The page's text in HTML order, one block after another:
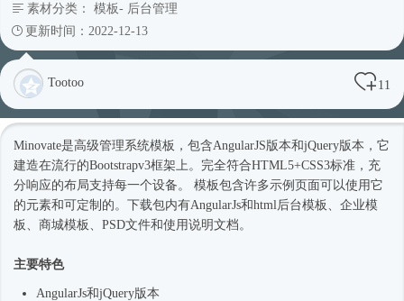
素材分类： 模板- 后台管理
更新时间：2022-12-13
Tootoo 11
Minovate是高级管理系统模板，包含AngularJS版本和jQuery版本，它
建造在流行的Bootstrapv3框架上。完全符合HTML5+CSS3标准，充
分响应的布局支持每一个设备。 模板包含许多示例页面可以使用它
的元素和可定制的。下载包内有AngularJs和html 后台模板 、企业模
板
、商城模板、PSD文件和使用说明文档。
主要特色
AngularJs和jQuery版本